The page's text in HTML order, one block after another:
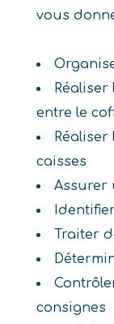
vous
entre le
caisses
Assurer
Traiter
consignes